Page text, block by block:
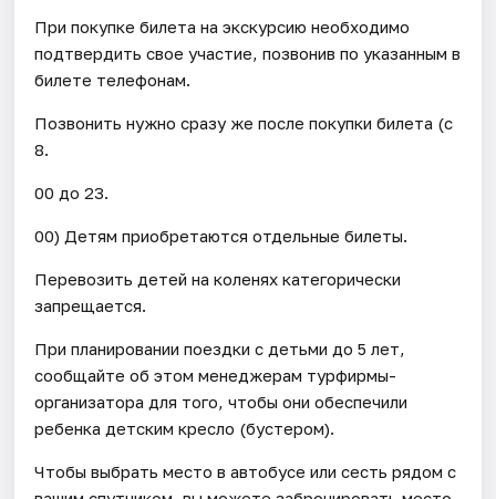
При покупке билета на экскурсию необходимо
подтвердить свое участие, позвонив по указанным в
билете телефонам.
Позвонить нужно сразу же после покупки билета (с
8.
00 до 23.
00) Детям приобретаются отдельные билеты.
Перевозить детей на коленях категорически
запрещается.
При планировании поездки с детьми до 5 лет,
сообщайте об этом менеджерам турфирмы-
организатора для того, чтобы они обеспечили
ребенка детским кресло (бустером).
Чтобы выбрать место в автобусе или сесть рядом с